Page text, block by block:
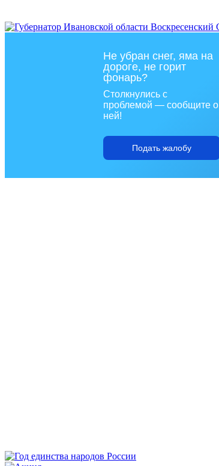
Не убран снег, яма на
дороге, не горит
фонарь?
Столкнулись с
проблемой — сообщите о
ней!
Подать жалобу